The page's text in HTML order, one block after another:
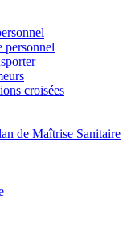
personnel
croisées
de Maîtrise Sanitaire